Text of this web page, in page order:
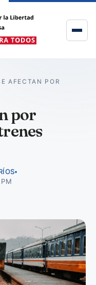
AFECTAN POR
por